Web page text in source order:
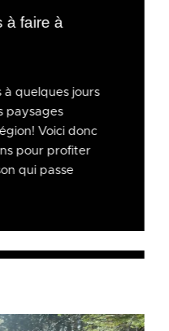
à faire à
à quelques jours
paysages
Voici donc
pour profiter
qui passe